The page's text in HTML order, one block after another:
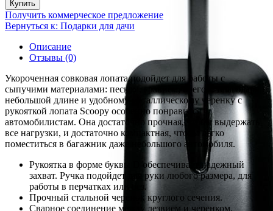
Получить коммерческое предложение
Вернуться к: Подарки для дачи
Описание
Отзывы (0)
Укороченная совковая лопата подойдет для работы с
сыпучими материалами: песком, гравием, снегом. Благодаря
небольшой длине и удобному металлическому черенку с
рукояткой лопата Scoopy особенно понравится
автомобилистам. Она достаточно прочная, чтобы выдержать
все нагрузки, и достаточно компактная, чтобы легко
поместиться в багажник даже небольшого автомобиля.
Рукоятка в форме буквы D обеспечивает надежный
захват. Ручка подойдет для руки любого размера, для
работы в перчатках или без.
Прочный стальной черенок круглого сечения.
Сварное соединение между лезвием и черенком.